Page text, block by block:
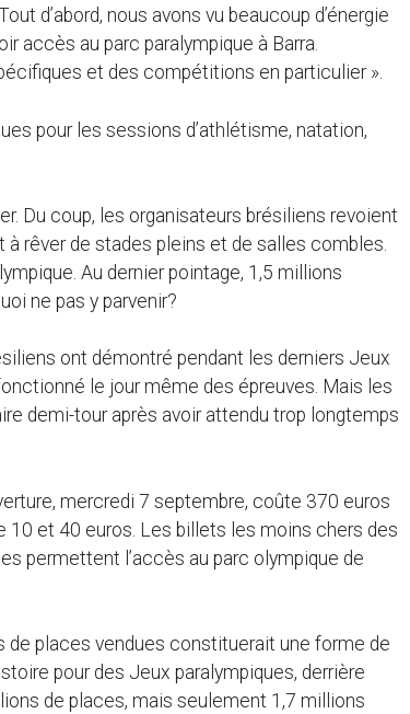
d’abord, nous avons vu beaucoup d’énergie
accès au parc paralympique à Barra.
et des compétitions en particulier ».
pour les sessions d’athlétisme, natation,
Du coup, les organisateurs brésiliens revoient
rêver de stades pleins et de salles combles.
Au dernier pointage, 1,5 millions
ne pas y parvenir?
ont démontré pendant les derniers Jeux
le jour même des épreuves. Mais les
demi-tour après avoir attendu trop longtemps
mercredi 7 septembre, coûte 370 euros
10 et 40 euros. Les billets les moins chers des
permettent l’accès au parc olympique de
de places vendues constituerait une forme de
pour des Jeux paralympiques, derrière
de places, mais seulement 1,7 millions